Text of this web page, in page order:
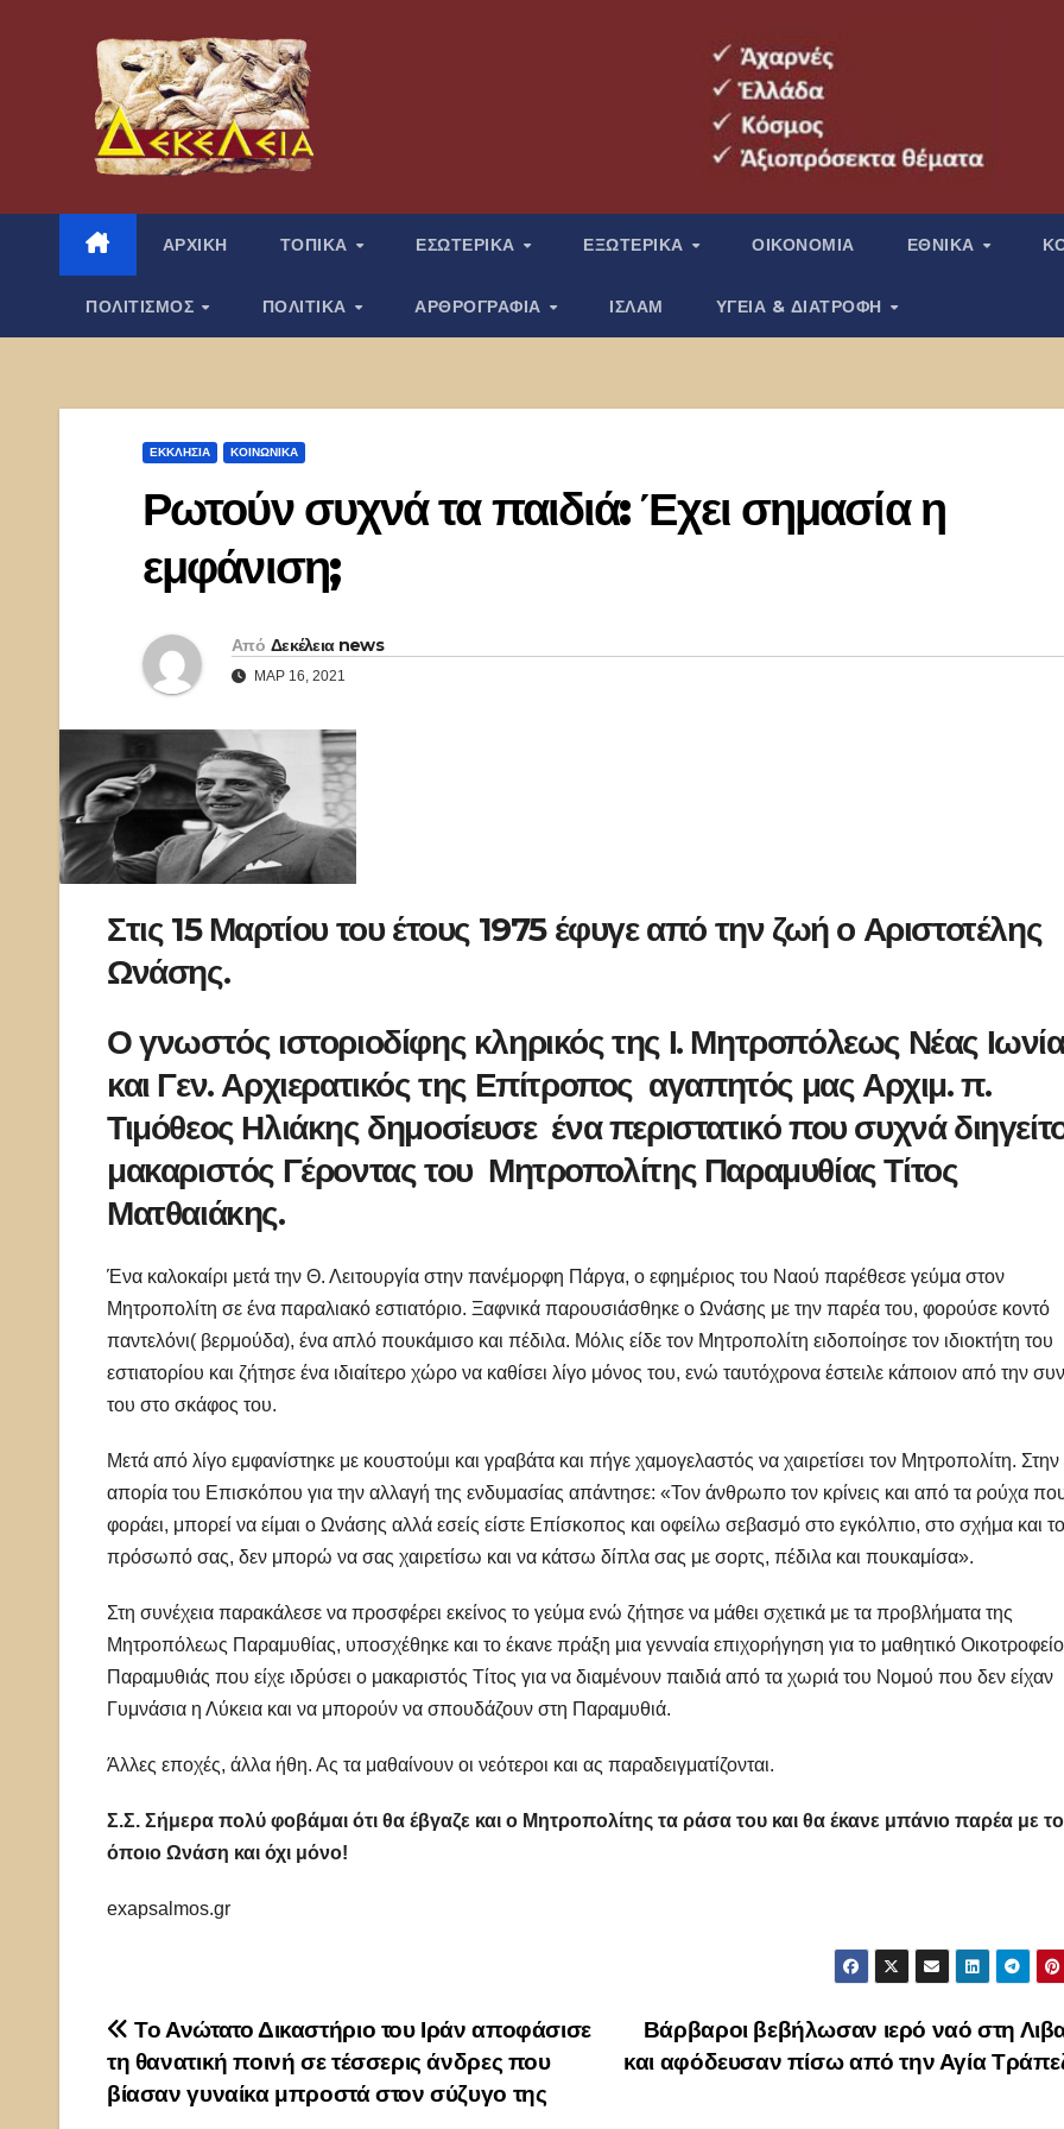
περιεχόμενο
ΑΡΧΙΚΗ ΤΟΠΙΚΑ ΕΣΩΤΕΡΙΚΑ ΕΞΩΤΕΡΙΚΑ ΟΙΚΟΝΟΜΙΑ ΕΘΝΙΚΑ
ΠΟΛΙΤΙΣΜΟΣ ΠΟΛΙΤΙΚΑ ΑΡΘΡΟΓΡΑΦΙΑ ΙΣΛΑΜ ΥΓΕΙΑ & ΔΙΑΤΡΟΦΗ
ΕΚΚΛΗΣΊΑ ΚΟΙΝΩΝΙΚΑ
Ρωτούν συχνά τα παιδιά: Έχει σημασία η
εμφάνιση;
Από Δεκέλεια news
ΜΑΡ 16, 2021
Στις 15 Μαρτίου του έτους 1975 έφυγε από την ζωή ο Αριστοτέλης
Ωνάσης.
Ο γνωστός ιστοριοδίφης κληρικός της Ι. Μητροπόλεως Νέας
και Γεν. Αρχιερατικός της Επίτροπος αγαπητός μας Αρχιμ. π.
Τιμόθεος Ηλιάκης δημοσίευσε ένα περιστατικό που συχνά
μακαριστός Γέροντας του Μητροπολίτης Παραμυθίας Τίτος
Ματθαιάκης.
Ένα καλοκαίρι μετά την Θ. Λειτουργία στην πανέμορφη Πάργα, ο εφημέριος του Ναού παρέθεσε γεύμα στον
Μητροπολίτη σε ένα παραλιακό εστιατόριο. Ξαφνικά παρουσιάσθηκε ο Ωνάσης με την παρέα του, φορούσε κοντό
παντελόνι( βερμούδα), ένα απλό πουκάμισο και πέδιλα. Μόλις είδε τον Μητροπολίτη ειδοποίησε τον ιδιοκτήτη του
εστιατορίου και ζήτησε ένα ιδιαίτερο χώρο να καθίσει λίγο μόνος του, ενώ ταυτόχρονα έστειλε κάποιον από την
του στο σκάφος του.
Μετά από λίγο εμφανίστηκε με κουστούμι και γραβάτα και πήγε χαμογελαστός να χαιρετίσει τον Μητροπολίτη. Στην
απορία του Επισκόπου για την αλλαγή της ενδυμασίας απάντησε: «Τον άνθρωπο τον κρίνεις και από τα ρούχα
φοράει, μπορεί να είμαι ο Ωνάσης αλλά εσείς είστε Επίσκοπος και οφείλω σεβασμό στο εγκόλπιο, στο σχήμα και το
πρόσωπό σας, δεν μπορώ να σας χαιρετίσω και να κάτσω δίπλα σας με σορτς, πέδιλα και πουκαμίσα».
Στη συνέχεια παρακάλεσε να προσφέρει εκείνος το γεύμα ενώ ζήτησε να μάθει σχετικά με τα προβλήματα της
Μητροπόλεως Παραμυθίας, υποσχέθηκε και το έκανε πράξη μια γενναία επιχορήγηση για το μαθητικό Οικοτροφείο
Παραμυθιάς που είχε ιδρύσει ο μακαριστός Τίτος για να διαμένουν παιδιά από τα χωριά του Νομού που δεν είχαν
Γυμνάσια η Λύκεια και να μπορούν να σπουδάζουν στη Παραμυθιά.
Άλλες εποχές, άλλα ήθη. Ας τα μαθαίνουν οι νεότεροι και ας παραδειγματίζονται.
Σ.Σ. Σήμερα πολύ φοβάμαι ότι θα έβγαζε και ο Μητροπολίτης τα ράσα του και θα έκανε μπάνιο παρέα με
όποιο Ωνάση και όχι μόνο!
exapsalmos.gr
Πλοήγηση
άρθρων
Βάρβαροι βεβήλωσαν ιερό ναό στη
και αφόδευσαν πίσω από την Αγία
Το Ανώτατο Δικαστήριο του Ιράν αποφάσισε
τη θανατική ποινή σε τέσσερις άνδρες που
βίασαν γυναίκα μπροστά στον σύζυγο της